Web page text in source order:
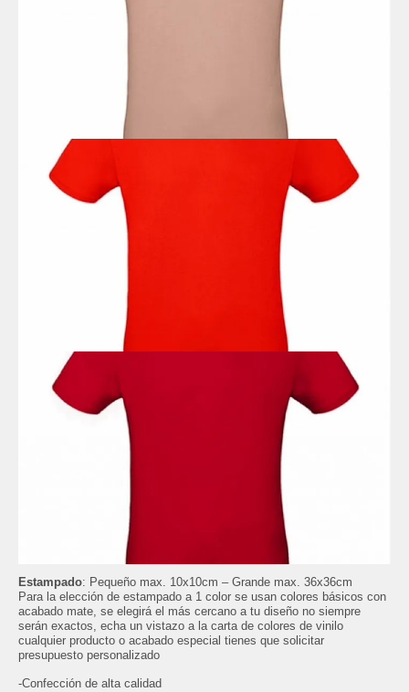
Estampado: Pequeño max. 10x10cm – Grande max. 36x36cm
Para la elección de estampado a 1 color se usan colores básicos con
acabado mate, se elegirá el más cercano a tu diseño no siempre
serán exactos, echa un vistazo a la carta de colores de vinilo
cualquier producto o acabado especial tienes que solicitar
presupuesto personalizado
-Confección de alta calidad